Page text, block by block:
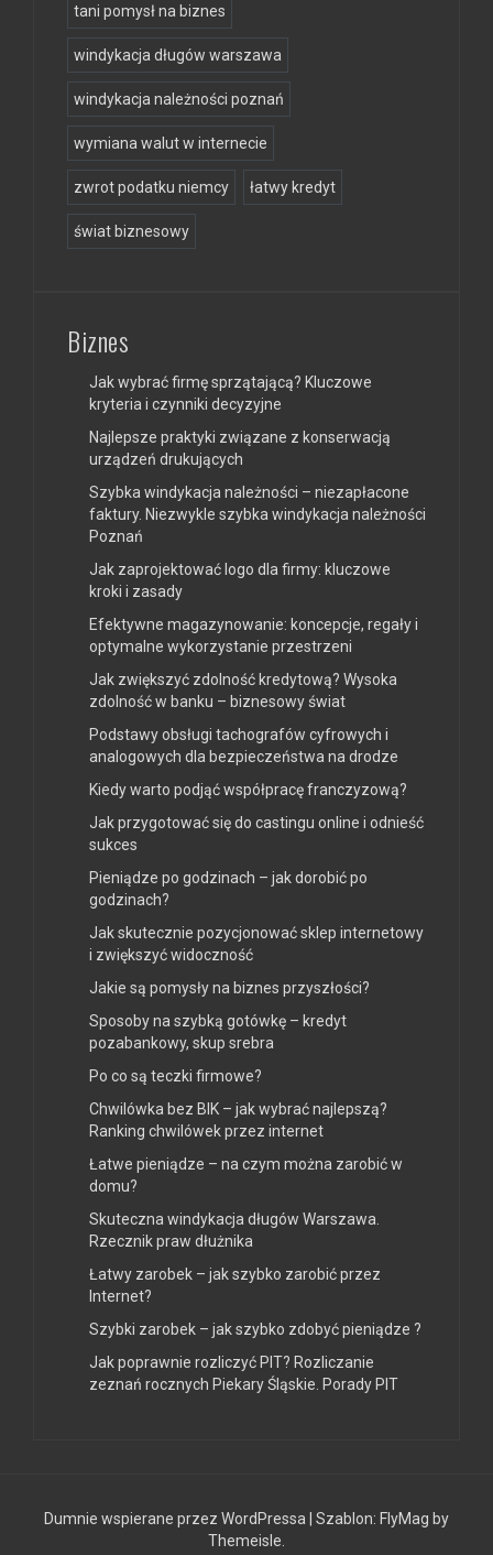
tani pomysł na biznes
windykacja długów warszawa
windykacja należności poznań
wymiana walut w internecie
zwrot podatku niemcy łatwy kredyt
świat biznesowy
Biznes
Jak wybrać firmę sprzątającą? Kluczowe
kryteria i czynniki decyzyjne
Najlepsze praktyki związane z konserwacją
urządzeń drukujących
Szybka windykacja należności – niezapłacone
faktury. Niezwykle szybka windykacja należności
Poznań
Jak zaprojektować logo dla firmy: kluczowe
kroki i zasady
Efektywne magazynowanie: koncepcje, regały i
optymalne wykorzystanie przestrzeni
Jak zwiększyć zdolność kredytową? Wysoka
zdolność w banku – biznesowy świat
Podstawy obsługi tachografów cyfrowych i
analogowych dla bezpieczeństwa na drodze
Kiedy warto podjąć współpracę franczyzową?
Jak przygotować się do castingu online i odnieść
sukces
Pieniądze po godzinach – jak dorobić po
godzinach?
Jak skutecznie pozycjonować sklep internetowy
i zwiększyć widoczność
Jakie są pomysły na biznes przyszłości?
Sposoby na szybką gotówkę – kredyt
pozabankowy, skup srebra
Po co są teczki firmowe?
Chwilówka bez BIK – jak wybrać najlepszą?
Ranking chwilówek przez internet
Łatwe pieniądze – na czym można zarobić w
domu?
Skuteczna windykacja długów Warszawa.
Rzecznik praw dłużnika
Łatwy zarobek – jak szybko zarobić przez
Internet?
Szybki zarobek – jak szybko zdobyć pieniądze ?
Jak poprawnie rozliczyć PIT? Rozliczanie
zeznań rocznych Piekary Śląskie. Porady PIT
Dumnie wspierane przez WordPressa | Szablon: FlyMag by
Themeisle.